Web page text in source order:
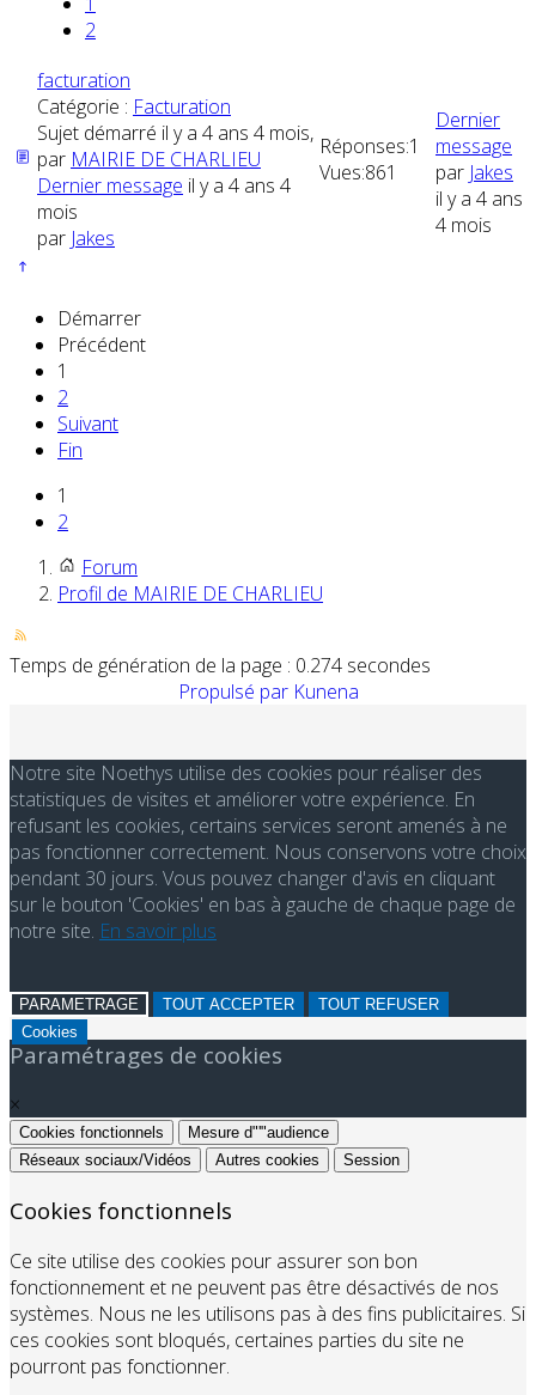
2
facturation
Catégorie : Facturation
Sujet démarré il y a 4 ans 4 mois,
par MAIRIE DE CHARLIEU
Dernier message il y a 4 ans 4
mois
par Jakes
Réponses:1
Vues:861
Dernier
message
par Jakes
il y a 4 ans
4 mois
Démarrer
Précédent
1
2
Suivant
Fin
1
2
Forum
Profil de MAIRIE DE CHARLIEU
Temps de génération de la page : 0.274 secondes
Propulsé par Kunena
Notre site Noethys utilise des cookies pour réaliser des
statistiques de visites et améliorer votre expérience. En
refusant les cookies, certains services seront amenés à ne
pas fonctionner correctement. Nous conservons votre choix
pendant 30 jours. Vous pouvez changer d'avis en cliquant
sur le bouton 'Cookies' en bas à gauche de chaque page de
notre site. En savoir plus
PARAMETRAGE TOUT ACCEPTER
TOUT REFUSER
Cookies
Paramétrages de cookies
×
Cookies fonctionnels
Mesure d"'"audience
Réseaux sociaux/Vidéos
Autres cookies Session
Cookies fonctionnels
Ce site utilise des cookies pour assurer son bon
fonctionnement et ne peuvent pas être désactivés de nos
systèmes. Nous ne les utilisons pas à des fins publicitaires. Si
ces cookies sont bloqués, certaines parties du site ne
pourront pas fonctionner.